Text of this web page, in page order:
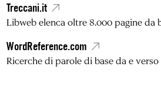
Treccani.it
Libweb elenca oltre 8.000 pagine da
WordReference.com
Ricerche di parole di base da e